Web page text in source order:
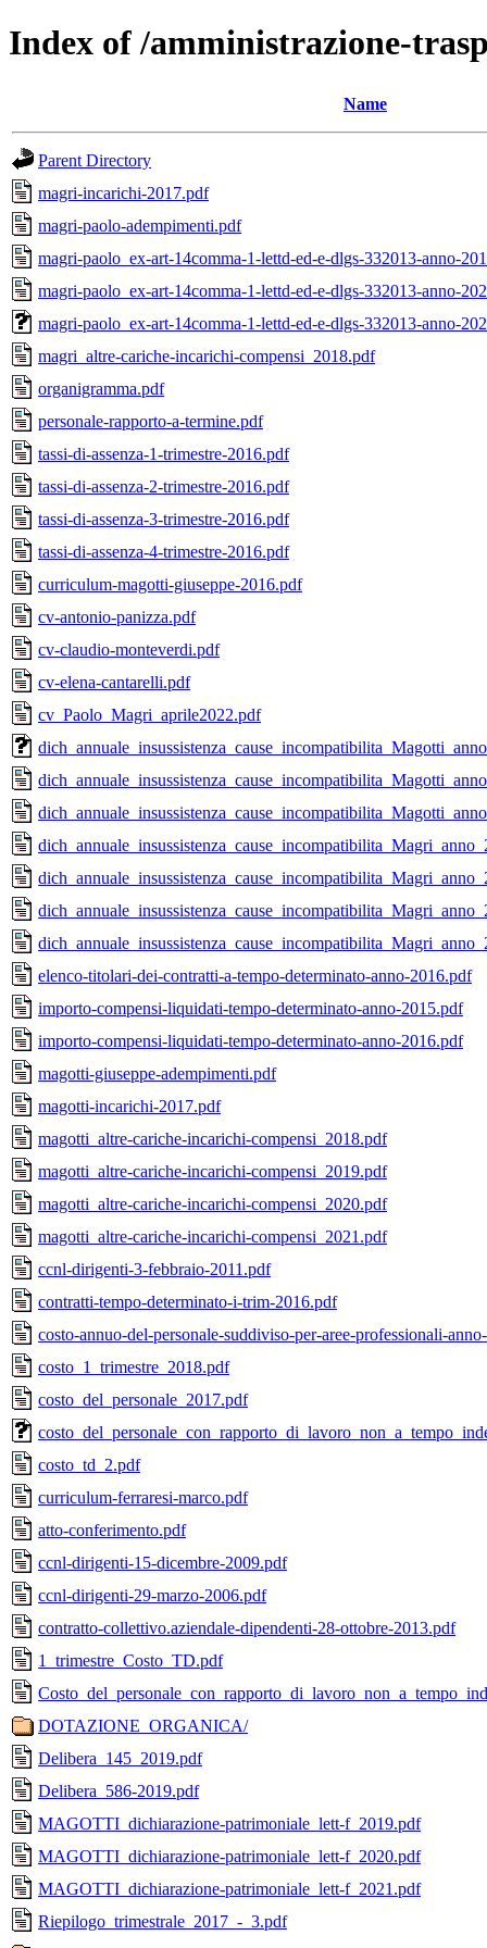
Index of /amministrazione-
Name
Parent Directory
magri-incarichi-2017.pdf
magri-paolo-adempimenti.pdf
magri-paolo_ex-art-14comma-1-lettd-ed-e-dlgs-332013-anno-
magri-paolo_ex-art-14comma-1-lettd-ed-e-dlgs-332013-anno-
magri-paolo_ex-art-14comma-1-lettd-ed-e-dlgs-332013-anno-
magri_altre-cariche-incarichi-compensi_2018.pdf
organigramma.pdf
personale-rapporto-a-termine.pdf
tassi-di-assenza-1-trimestre-2016.pdf
tassi-di-assenza-2-trimestre-2016.pdf
tassi-di-assenza-3-trimestre-2016.pdf
tassi-di-assenza-4-trimestre-2016.pdf
curriculum-magotti-giuseppe-2016.pdf
cv-antonio-panizza.pdf
cv-claudio-monteverdi.pdf
cv-elena-cantarelli.pdf
cv_Paolo_Magri_aprile2022.pdf
elenco-titolari-dei-contratti-a-tempo-determinato-anno-2016.pdf
importo-compensi-liquidati-tempo-determinato-anno-2015.pdf
importo-compensi-liquidati-tempo-determinato-anno-2016.pdf
magotti-giuseppe-adempimenti.pdf
magotti-incarichi-2017.pdf
magotti_altre-cariche-incarichi-compensi_2018.pdf
magotti_altre-cariche-incarichi-compensi_2019.pdf
magotti_altre-cariche-incarichi-compensi_2020.pdf
magotti_altre-cariche-incarichi-compensi_2021.pdf
ccnl-dirigenti-3-febbraio-2011.pdf
contratti-tempo-determinato-i-trim-2016.pdf
costo-annuo-del-personale-suddiviso-per-aree-professionali-
costo_1_trimestre_2018.pdf
costo_del_personale_2017.pdf
costo_td_2.pdf
curriculum-ferraresi-marco.pdf
atto-conferimento.pdf
ccnl-dirigenti-15-dicembre-2009.pdf
ccnl-dirigenti-29-marzo-2006.pdf
contratto-collettivo.aziendale-dipendenti-28-ottobre-2013.pdf
1_trimestre_Costo_TD.pdf
DOTAZIONE_ORGANICA/
Delibera_145_2019.pdf
Delibera_586-2019.pdf
MAGOTTI_dichiarazione-patrimoniale_lett-f_2019.pdf
MAGOTTI_dichiarazione-patrimoniale_lett-f_2020.pdf
MAGOTTI_dichiarazione-patrimoniale_lett-f_2021.pdf
Riepilogo_trimestrale_2017_-_3.pdf